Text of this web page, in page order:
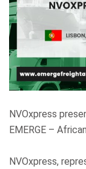
NVOxpress
EMERGE –
NVOxpress,